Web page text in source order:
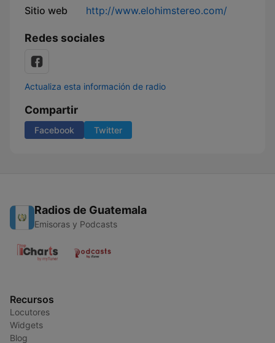
Sitio web http://www.elohimstereo.com/
Redes sociales
Actualiza esta información de radio
Compartir
Facebook Twitter
Radios de Guatemala
Emisoras y Podcasts
Recursos
Locutores
Widgets
Blog